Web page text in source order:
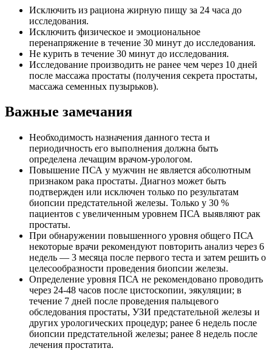
Исключить из рациона жирную пищу за 24 часа до
исследования.
Исключить физическое и эмоциональное
перенапряжение в течение 30 минут до исследования.
Не курить в течение 30 минут до исследования.
Исследование производить не ранее чем через 10 дней
после массажа простаты (получения секрета простаты,
массажа семенных пузырьков).
Важные замечания
Необходимость назначения данного теста и
периодичность его выполнения должна быть
определена лечащим врачом-урологом.
Повышение ПСА у мужчин не является абсолютным
признаком рака простаты. Диагноз может быть
подтвержден или исключен только по результатам
биопсии предстательной железы. Только у 30 %
пациентов с увеличенным уровнем ПСА выявляют рак
простаты.
При обнаружении повышенного уровня общего ПСА
некоторые врачи рекомендуют повторить анализ через 6
недель — 3 месяца после первого теста и затем решить о
целесообразности проведения биопсии железы.
Определение уровня ПСА не рекомендовано проводить
через 24-48 часов после цистоскопии, эякуляции; в
течение 7 дней после проведения пальцевого
обследования простаты, УЗИ предстательной железы и
других урологических процедур; ранее 6 недель после
биопсии предстательной железы; ранее 8 недель после
лечения простатита.